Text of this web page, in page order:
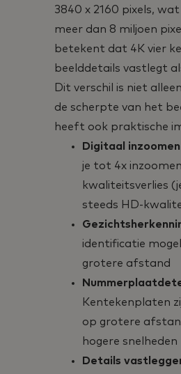
3840 x 2160 pixels,
meer dan 8 miljoen
betekent dat 4K vier
beelddetails vastlegt
Dit verschil is niet
de scherpte van het
heeft ook praktische
Digitaal inzoomen
je tot 4x
kwaliteitsverlies
steeds HD-
identificatie
grotere afstand
Kentekenplaten
op grotere
hogere snelheden
Details